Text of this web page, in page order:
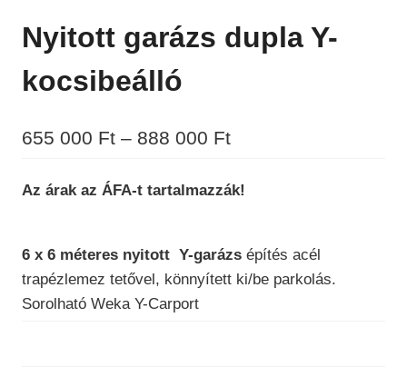
Nyitott garázs dupla Y-
kocsibeálló
655 000 Ft – 888 000 FtÁrtartomány:
000 Ft
888
000 Ft
Az árak az ÁFA-t tartalmazzák!
6 x 6 méteres nyitott Y-garázs építés acél
trapézlemez tetővel, könnyített ki/be parkolás.
Sorolható Weka Y-Carport